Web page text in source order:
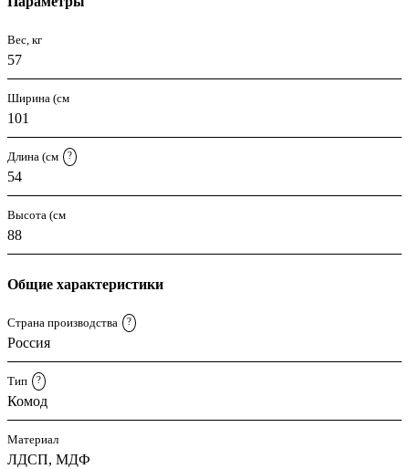
Вес, кг
57
Ширина (см
101
Длина (см ?
54
Высота (см
88
Общие характеристики
Страна производства ?
Россия
Тип ?
Комод
Материал
ЛДСП, МДФ